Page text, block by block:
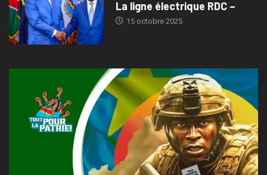
La ligne électrique RDC –
15 octobre 2025